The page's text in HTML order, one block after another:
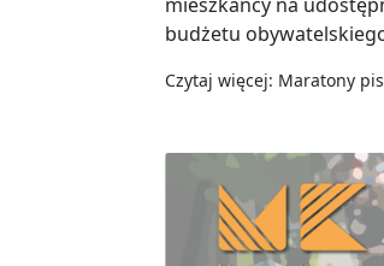
budżetu
Czytaj więcej: Maratony